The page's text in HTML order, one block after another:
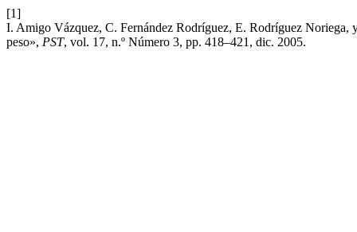
[1]
I. Amigo Vázquez, C. Fernández Rodríguez, E. Rodríguez Noriega,
peso», PST, vol. 17, n.º Número 3, pp. 418–421, dic. 2005.